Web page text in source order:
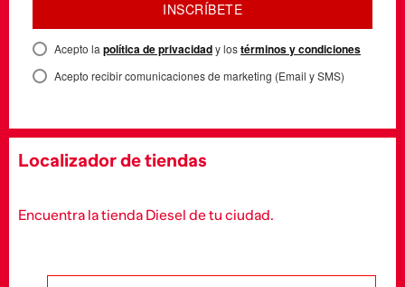
INSCRÍBETE
Acepto la política de privacidady lostérminos y condiciones
Acepto recibir comunicaciones de marketing (Email y SMS)
Localizador de tiendas
Encuentra la tienda Diesel de tu ciudad.